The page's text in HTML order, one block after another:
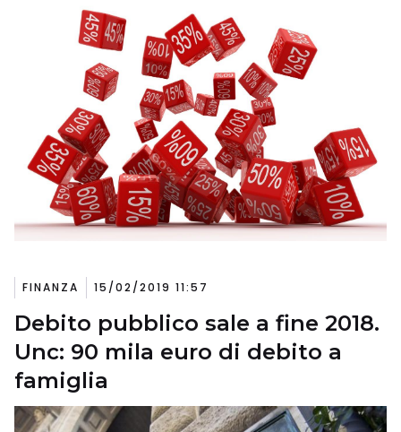
FINANZA 15/02/2019 11:57
Debito pubblico sale a fine 2018.
Unc: 90 mila euro di debito a
famiglia